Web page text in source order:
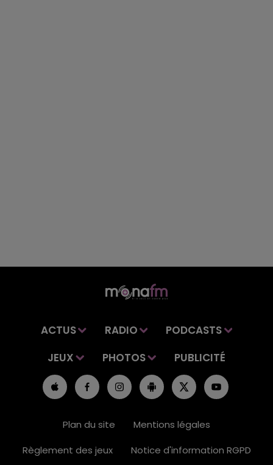
ACTUS RADIO
PODCASTS
JEUX
PHOTOS PUBLICITÉ
Plan du site
Mentions légales
Règlement des jeux
Notice d'information RGPD